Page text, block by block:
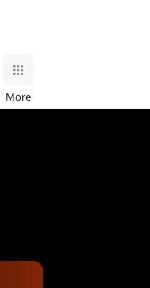
More